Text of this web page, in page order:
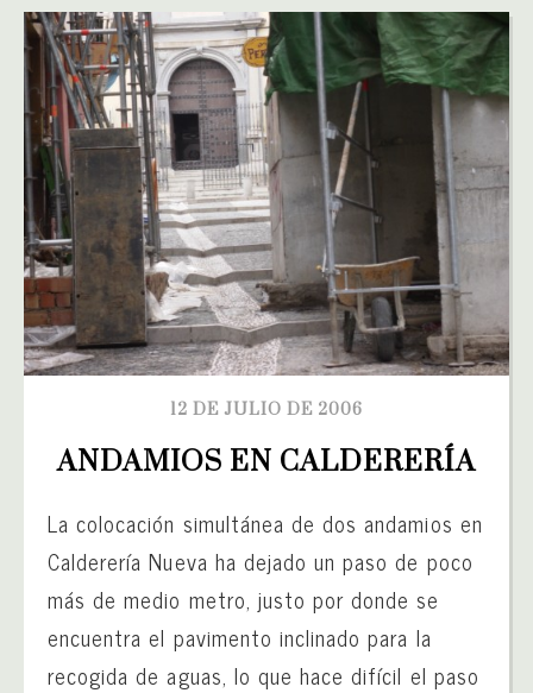
12 DE JULIO DE 2006
ANDAMIOS EN CALDERERÍA
La colocación simultánea de dos andamios en
Calderería Nueva ha dejado un paso de poco
más de medio metro, justo por donde se
encuentra el pavimento inclinado para la
recogida de aguas, lo que hace difícil el paso